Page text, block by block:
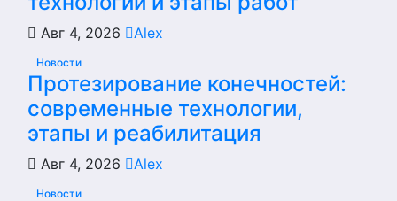
Авг 4, 2026 Alex
Новости
Протезирование конечностей:
современные технологии,
этапы и реабилитация
Авг 4, 2026 Alex
Новости